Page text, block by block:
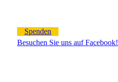
Spenden
Besuchen Sie uns auf Facebook!